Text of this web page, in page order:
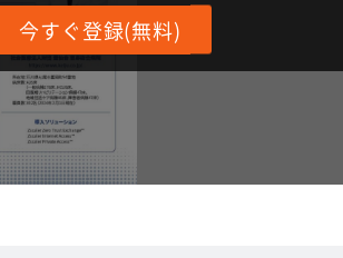
今すぐ登録(無料)